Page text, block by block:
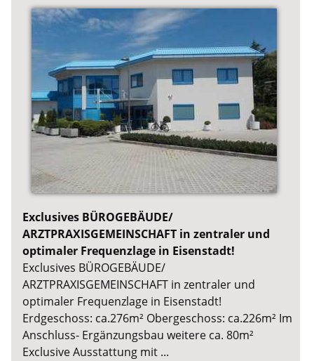
Exclusives BÜROGEBÄUDE/
ARZTPRAXISGEMEINSCHAFT in zentraler und
optimaler Frequenzlage in Eisenstadt!
Exclusives BÜROGEBÄUDE/
ARZTPRAXISGEMEINSCHAFT in zentraler und
optimaler Frequenzlage in Eisenstadt!
Erdgeschoss: ca.276m² Obergeschoss: ca.226m² Im
Anschluss- Ergänzungsbau weitere ca. 80m²
Exclusive Ausstattung mit ...